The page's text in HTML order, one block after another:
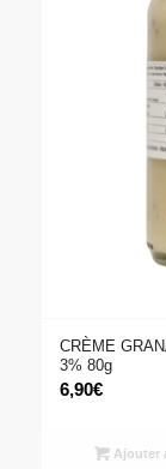
CRÈME
3% 80g
6,90€
Ajouter